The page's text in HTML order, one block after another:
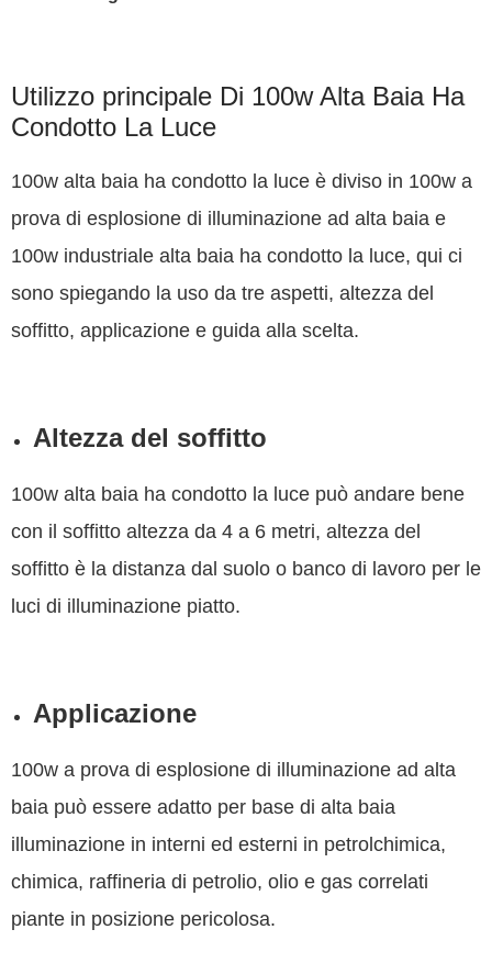
Utilizzo principale Di 100w Alta Baia Ha
Condotto La Luce
100w alta baia ha condotto la luce è diviso in 100w a
prova di esplosione di illuminazione ad alta baia e
100w industriale alta baia ha condotto la luce, qui ci
sono spiegando la uso da tre aspetti, altezza del
soffitto, applicazione e guida alla scelta.
Altezza del soffitto
100w alta baia ha condotto la luce può andare bene
con il soffitto altezza da 4 a 6 metri, altezza del
soffitto è la distanza dal suolo o banco di lavoro per le
luci di illuminazione piatto.
Applicazione
100w a prova di esplosione di illuminazione ad alta
baia può essere adatto per base di alta baia
illuminazione in interni ed esterni in petrolchimica,
chimica, raffineria di petrolio, olio e gas correlati
piante in posizione pericolosa.